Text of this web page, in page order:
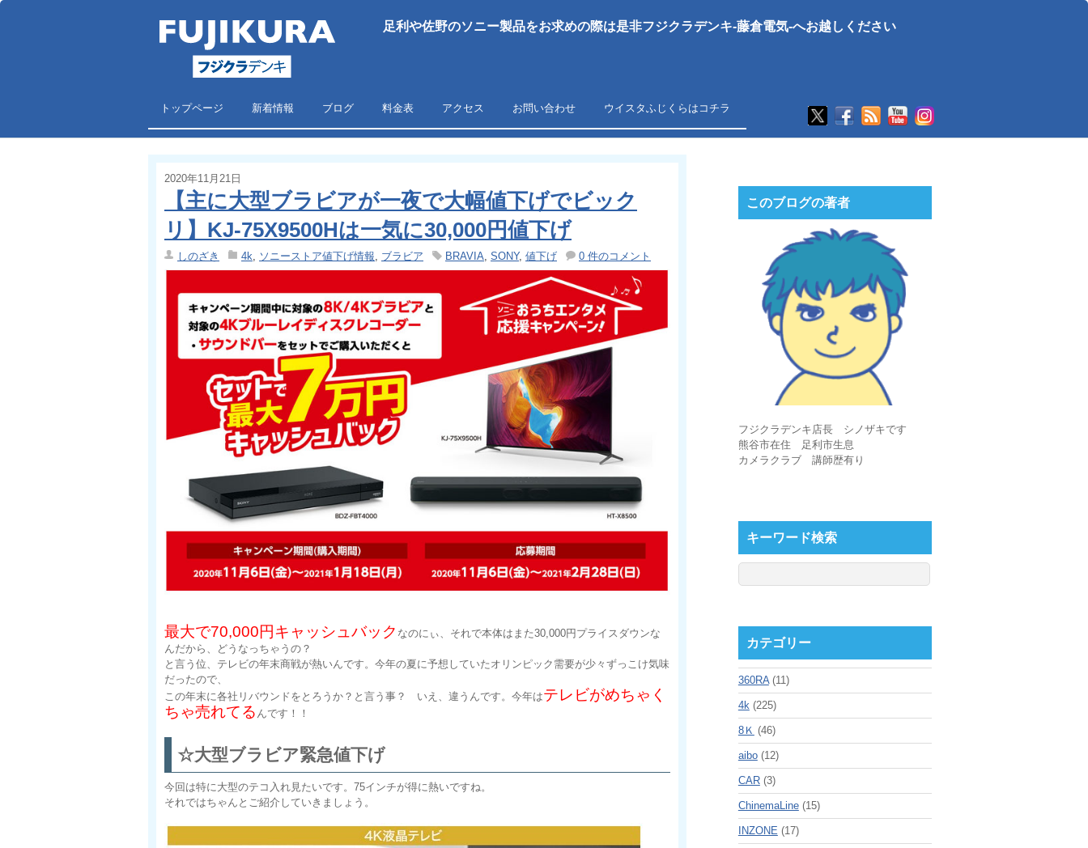
足利や佐野のソニー製品をお求めの際は是非フジクラデンキ-藤倉電気-へお越しください
トップページ 新着情報 ブログ 料金表 アクセス お問い合わせ ウイスタふじくらはコチラ
2020年11月21日
【主に大型ブラビアが一夜で大幅値下げでビック
リ】KJ-75X9500Hは一気に30,000円値下げ
しのざき 4k ソニーストア値下げ情報 ブラビア BRAVIA SONY, 値下げ 0 件のコメント
最大で70,000円キャッシュバック なのにぃ、それで本体はまた30,000円プライスダウンな
んだから、どうなっちゃうの？
と言う位、テレビの年末商戦が熱いんです。今年の夏に予想していたオリンピック需要が少々ずっこけ気味
だったので、
この年末に各社リバウンドをとろうか？と言う事？ いえ、違うんです。今年はテレビがめちゃく
ちゃ売れてる んです！！
☆大型ブラビア緊急値下げ
今回は特に大型のテコ入れ見たいです。75インチが得に熱いですね。
それではちゃんとご紹介していきましょう。
このブログの著者
フジクラデンキ店長 シノザキです
熊谷市在住 足利市生息
カメラクラブ 講師歴有り
キーワード検索
カテゴリー
360RA(11)
4k (225)
8Ｋ (46)
aibo(12)
CAR(3)
ChinemaLine(15)
INZONE (17)